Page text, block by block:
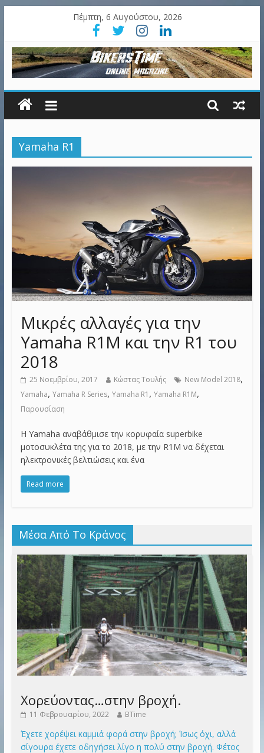
Πέμπτη, 6 Αυγούστου, 2026
Yamaha R1
Μικρές αλλαγές για την
Yamaha R1M και την R1 του
2018
25 Νοεμβρίου, 2017 Κώστας Τουλής New Model 2018,
Yamaha, Yamaha R Series, Yamaha R1 , Yamaha R1M,
Παρουσίαση
Η Yamaha αναβάθμισε την κορυφαία superbike
μοτοσυκλέτα της για το 2018, με την R1M να δέχεται
ηλεκτρονικές βελτιώσεις και ένα
Read more
Μέσα Από Το Κράνος
Χορεύοντας…στην βροχή.
11 Φεβρουαρίου, 2022 BTime
Έχετε χορέψει καμμιά φορά στην βροχή; Ίσως όχι, αλλά
σίγουρα έχετε οδηγήσει λίγο η πολύ στην βροχή. Φέτος